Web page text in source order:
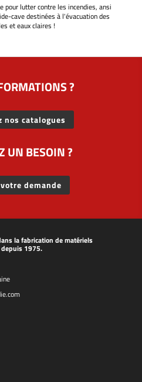
pour lutter contre les incendies, ansi
cave destinées à l'évacuation des
et eaux claires !
?
nos catalogues
UN BESOIN ?
demande
la fabrication de matériels
1975.